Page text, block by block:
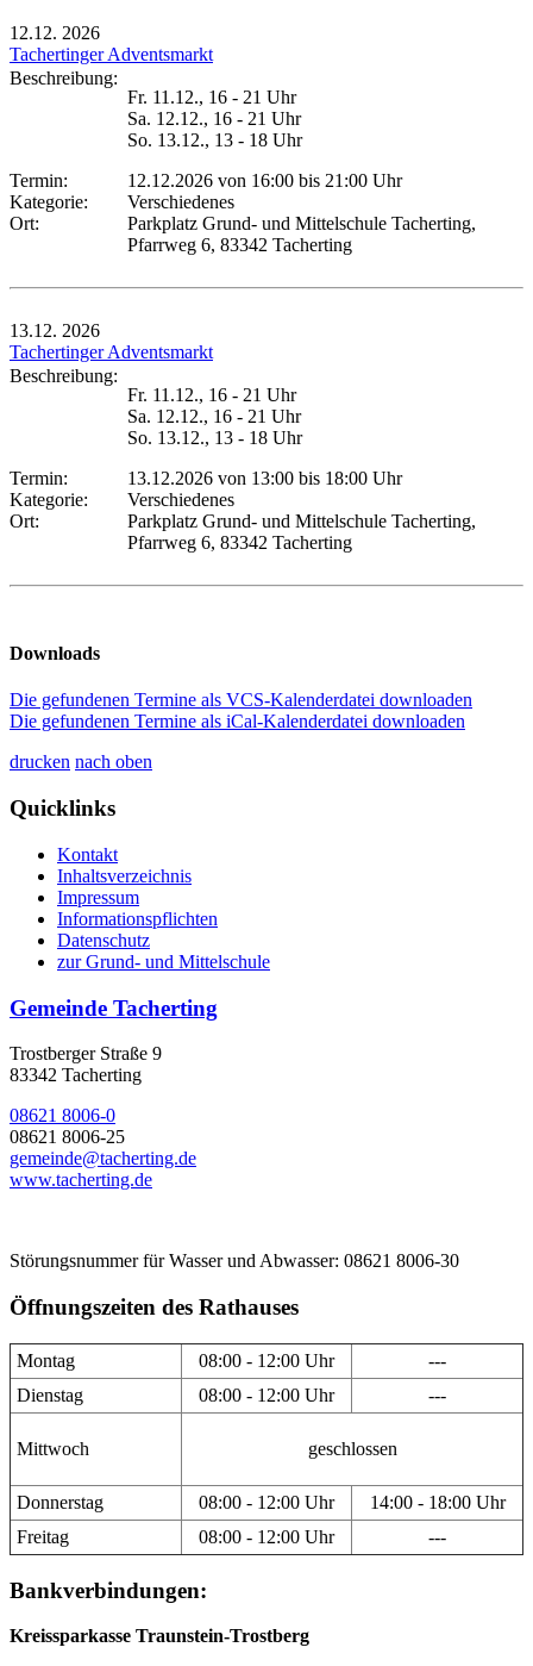
12.12. 2026
Tachertinger Adventsmarkt
Beschreibung:
Fr. 11.12., 16 - 21 Uhr
Sa. 12.12., 16 - 21 Uhr
So. 13.12., 13 - 18 Uhr
Termin:
12.12.2026 von 16:00 bis 21:00 Uhr
Kategorie:
Verschiedenes
Ort:
Parkplatz Grund- und Mittelschule Tacherting,
Pfarrweg 6, 83342 Tacherting
13.12. 2026
Tachertinger Adventsmarkt
Beschreibung:
Fr. 11.12., 16 - 21 Uhr
Sa. 12.12., 16 - 21 Uhr
So. 13.12., 13 - 18 Uhr
Termin:
13.12.2026 von 13:00 bis 18:00 Uhr
Kategorie:
Verschiedenes
Ort:
Parkplatz Grund- und Mittelschule Tacherting,
Pfarrweg 6, 83342 Tacherting
Downloads
Die gefundenen Termine als VCS-Kalenderdatei downloaden
Die gefundenen Termine als iCal-Kalenderdatei downloaden
drucken nach oben
Quicklinks
Kontakt
Inhaltsverzeichnis
Impressum
Informationspflichten
Datenschutz
zur Grund- und Mittelschule
Gemeinde Tacherting
Trostberger Straße 9
83342 Tacherting
08621 8006-0
08621 8006-25
gemeinde@tacherting.de
www.tacherting.de
Störungsnummer für Wasser und Abwasser: 08621 8006-30
Öffnungszeiten des Rathauses
Montag 08:00 - 12:00 Uhr
---
Dienstag
08:00 - 12:00 Uhr ---
Mittwoch geschlossen
Donnerstag 08:00 - 12:00 Uhr
14:00 - 18:00 Uhr
Freitag
08:00 - 12:00 Uhr ---
Bankverbindungen:
Kreissparkasse Traunstein-Trostberg